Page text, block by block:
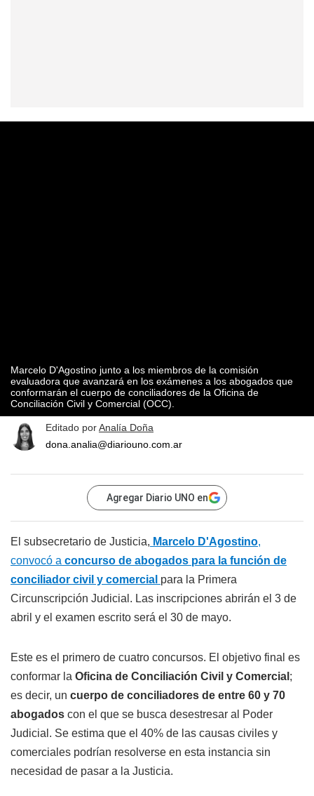
Marcelo D'Agostino junto a los miembros de la comisión
evaluadora que avanzará en los exámenes a los abogados que
conformarán el cuerpo de conciliadores de la Oficina de
Conciliación Civil y Comercial (OCC).
Editado porAnalía Doña
dona.analia@diariouno.com.ar
Agregar Diario UNO en
El subsecretario de Justicia, Marcelo D'Agostino,
convocó a concurso de abogados para la función de
conciliador civil y comercial para la Primera
Circunscripción Judicial. Las inscripciones abrirán el 3 de
abril y el examen escrito será el 30 de mayo.
Este es el primero de cuatro concursos. El objetivo final es
conformar la Oficina de Conciliación Civil y Comercial ;
es decir, un cuerpo de conciliadores de entre 60 y 70
abogados con el que se busca desestresar al Poder
Judicial. Se estima que el 40% de las causas civiles y
comerciales podrían resolverse en esta instancia sin
necesidad de pasar a la Justicia.